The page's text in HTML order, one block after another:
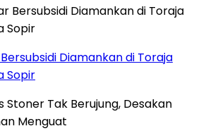
Diamankan di Toraja
Sopir